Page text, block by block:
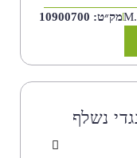
מק״ט: 10900700